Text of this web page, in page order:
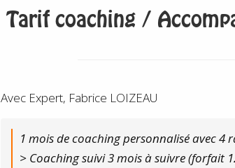
Tarif coaching /
Avec Expert, Fabrice LOIZEAU
1 mois de coaching personnalisé avec 4
> Coaching suivi 3 mois à suivre (forfait